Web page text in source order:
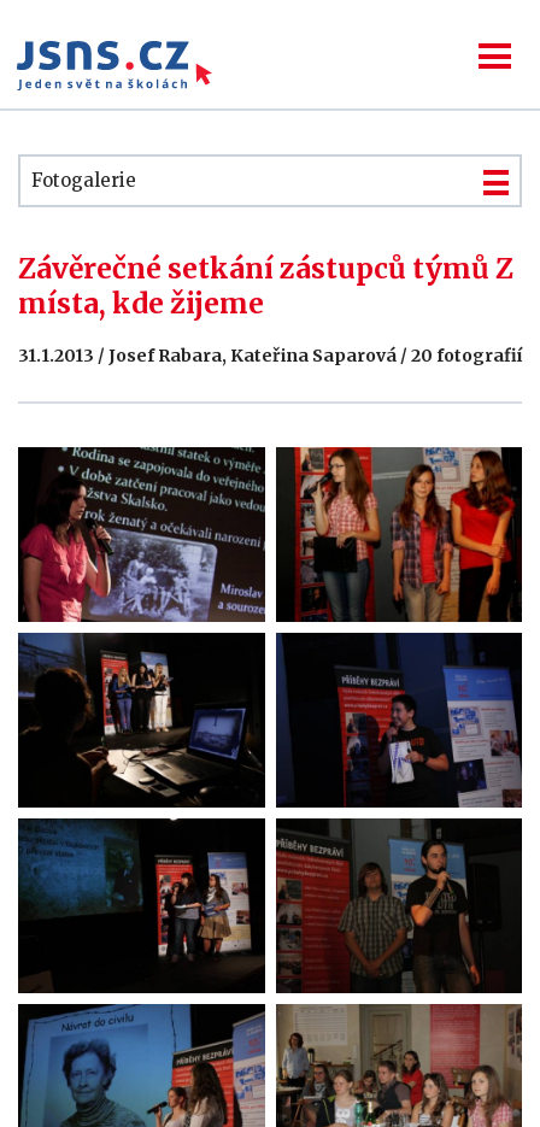
Fotogalerie
Závěrečné setkání zástupců týmů Z
místa, kde žijeme
31.1.2013 / Josef Rabara, Kateřina Saparová / 20 fotografií